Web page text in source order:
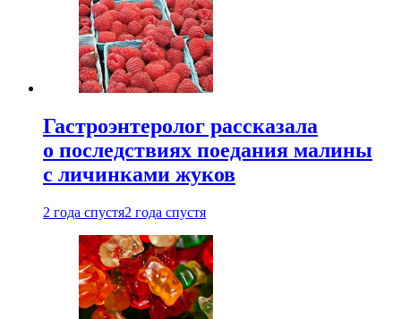
Гастроэнтеролог рассказала
о последствиях поедания малины
с личинками жуков
2 года спустя2 года спустя